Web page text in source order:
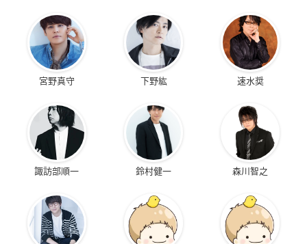
宮野真守 下野紘 速水奨
諏訪部順一 鈴村健一 森川智之